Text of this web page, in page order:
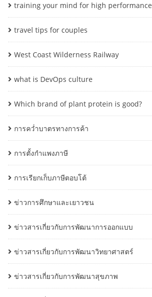
training your mind for high performance
travel tips for couples
West Coast Wilderness Railway
what is DevOps culture
Which brand of plant protein is good?
การคว่ำบาตรทางการค้า
การตั้งกำแพงภาษี
การเรียกเก็บภาษีตอบโต้
ข่าวการศึกษาและเยาวชน
ข่าวสารเกี่ยวกับการพัฒนาการออกแบบ
ข่าวสารเกี่ยวกับการพัฒนาวิทยาศาสตร์
ข่าวสารเกี่ยวกับการพัฒนาสุขภาพ